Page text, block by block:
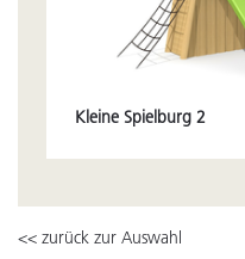
Kleine Spielburg 2
<< zurück zur Auswahl